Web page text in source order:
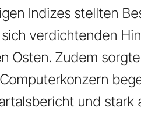
Indizes stellten
verdichtenden
Osten. Zudem
und stark